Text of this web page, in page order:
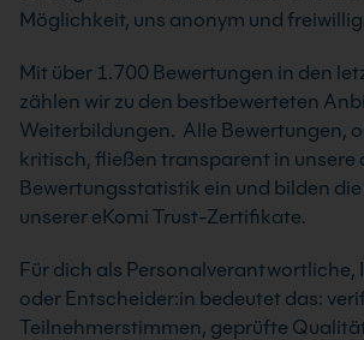
Möglichkeit, uns anonym und
Mit über 1.700 Bewertungen in den
zählen wir zu den bestbewerteten
Weiterbildungen. Alle Bewertungen,
kritisch, fließen transparent in unsere
Bewertungsstatistik ein und bilden
unserer eKomi Trust-Zertifikate.
Für dich als
oder Entscheider:in bedeutet das:
Teilnehmerstimmen, geprüfte